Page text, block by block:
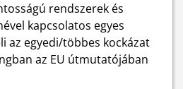
rendszerek és
kapcsolatos egyes
az egyedi/többes kockázat
az EU útmutatójában